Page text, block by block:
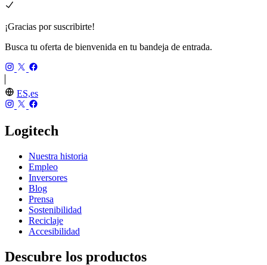
¡Gracias por suscribirte!
Busca tu oferta de bienvenida en tu bandeja de entrada.
ES,es
Logitech
Nuestra historia
Empleo
Inversores
Blog
Prensa
Sostenibilidad
Reciclaje
Accesibilidad
Descubre los productos